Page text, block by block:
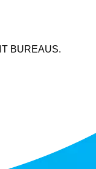
BUREAUS.